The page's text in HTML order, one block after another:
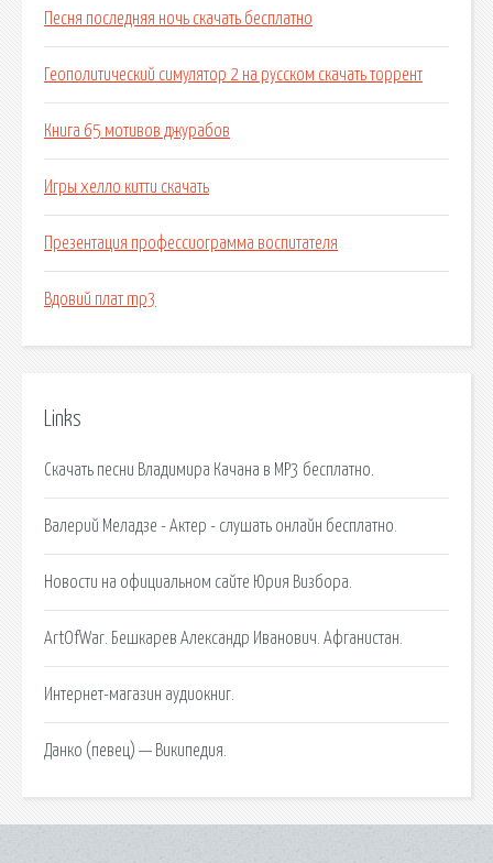
Песня последняя ночь скачать бесплатно
Геополитический симулятор 2 на русском скачать торрент
Книга 65 мотивов джурабов
Игры хелло китти скачать
Презентация профессиограмма воспитателя
Вдовий плат mp3
Links
Скачать песни Владимира Качана в MP3 бесплатно.
Валерий Меладзе - Актер - слушать онлайн бесплатно.
Новости на официальном сайте Юрия Визбора.
ArtOfWar. Бешкарев Александр Иванович. Афганистан.
Интернет-магазин аудиокниг.
Данко (певец) — Википедия.